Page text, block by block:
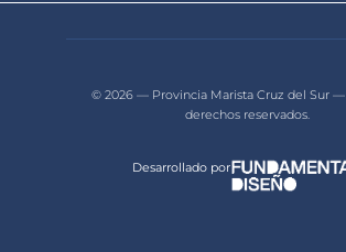
© 2026 — Provincia Marista Cruz del Sur —
derechos reservados.
Desarrollado por